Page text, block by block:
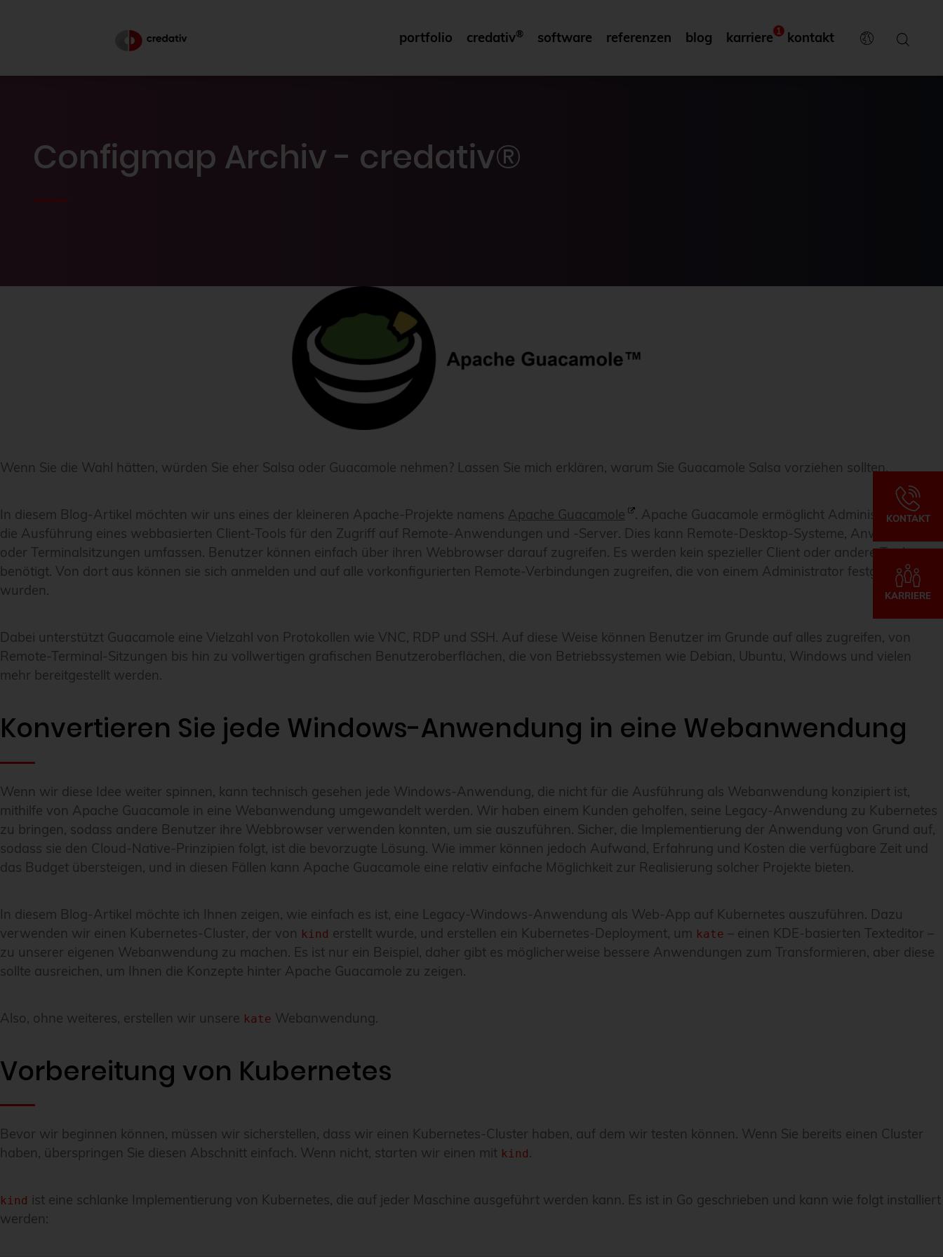
portfolio credativ® software referenzen blog karriere 1 kontakt
Configmap Archiv - credativ®
KONTAKT
KARRIERE
Wenn Sie die Wahl hätten, würden Sie eher Salsa oder Guacamole nehmen? Lassen Sie mich erklären, warum Sie Guacamole Salsa vorziehen sollten.
In diesem Blog-Artikel möchten wir uns eines der kleineren Apache-Projekte namens Apache Guacamole
. Apache Guacamole ermöglicht Administratoren
die Ausführung eines webbasierten Client-Tools für den Zugriff auf Remote-Anwendungen und -Server. Dies kann Remote-Desktop-Systeme, Anwendungen
oder Terminalsitzungen umfassen. Benutzer können einfach über ihren Webbrowser darauf zugreifen. Es werden kein spezieller Client oder andere Tools
benötigt. Von dort aus können sie sich anmelden und auf alle vorkonfigurierten Remote-Verbindungen zugreifen, die von einem Administrator festgelegt
wurden.
Dabei unterstützt Guacamole eine Vielzahl von Protokollen wie VNC, RDP und SSH. Auf diese Weise können Benutzer im Grunde auf alles zugreifen, von
Remote-Terminal-Sitzungen bis hin zu vollwertigen grafischen Benutzeroberflächen, die von Betriebssystemen wie Debian, Ubuntu, Windows und vielen
mehr bereitgestellt werden.
Konvertieren Sie jede Windows-Anwendung in eine Webanwendung
Wenn wir diese Idee weiter spinnen, kann technisch gesehen jede Windows-Anwendung, die nicht für die Ausführung als Webanwendung konzipiert ist,
mithilfe von Apache Guacamole in eine Webanwendung umgewandelt werden. Wir haben einem Kunden geholfen, seine Legacy-Anwendung zu Kubernetes
zu bringen, sodass andere Benutzer ihre Webbrowser verwenden konnten, um sie auszuführen. Sicher, die Implementierung der Anwendung von Grund auf,
sodass sie den Cloud-Native-Prinzipien folgt, ist die bevorzugte Lösung. Wie immer können jedoch Aufwand, Erfahrung und Kosten die verfügbare Zeit und
das Budget übersteigen, und in diesen Fällen kann Apache Guacamole eine relativ einfache Möglichkeit zur Realisierung solcher Projekte bieten.
In diesem Blog-Artikel möchte ich Ihnen zeigen, wie einfach es ist, eine Legacy-Windows-Anwendung als Web-App auf Kubernetes auszuführen. Dazu
verwenden wir einen Kubernetes-Cluster, der von kind erstellt wurde, und erstellen ein Kubernetes-Deployment, um kate – einen KDE-basierten Texteditor –
zu unserer eigenen Webanwendung zu machen. Es ist nur ein Beispiel, daher gibt es möglicherweise bessere Anwendungen zum Transformieren, aber diese
sollte ausreichen, um Ihnen die Konzepte hinter Apache Guacamole zu zeigen.
Also, ohne weiteres, erstellen wir unsere kate Webanwendung.
Vorbereitung von Kubernetes
Bevor wir beginnen können, müssen wir sicherstellen, dass wir einen Kubernetes-Cluster haben, auf dem wir testen können. Wenn Sie bereits einen Cluster
haben, überspringen Sie diesen Abschnitt einfach. Wenn nicht, starten wir einen mit kind.
kind ist eine schlanke Implementierung von Kubernetes, die auf jeder Maschine ausgeführt werden kann. Es ist in Go geschrieben und kann wie folgt installiert
werden: